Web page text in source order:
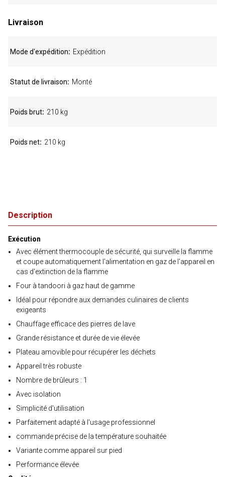
Description
Exécution
Avec élément thermocouple de sécurité, qui surveille la flamme
et coupe automatiquement l'alimentation en gaz de l'appareil en
cas d'extinction de la flamme
Four à tandoori à gaz haut de gamme
Idéal pour répondre aux demandes culinaires de clients
exigeants
Chauffage efficace des pierres de lave
Grande résistance et durée de vie élevée
Plateau amovible pour récupérer les déchets
Appareil très robuste
Nombre de brûleurs : 1
Avec isolation
Simplicité d'utilisation
Parfaitement adapté à l'usage professionnel
commande précise de la température souhaitée
Variante comme appareil sur pied
Performance élevée
Livraison
Mode d'expédition Expédition
Statut de livraison Monté
Poids brut 210 kg
Poids net 210 kg